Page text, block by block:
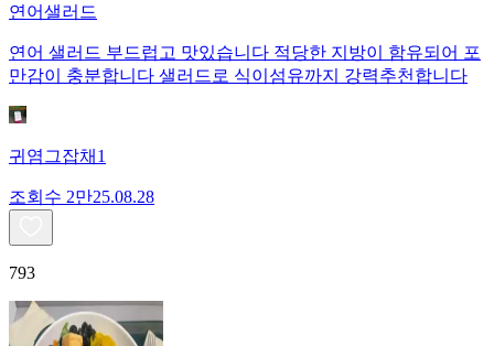
연어샐러드
연어 샐러드 부드럽고 맛있습니다 적당한 지방이 함유되어 포
만감이 충분합니다 샐러드로 식이섬유까지 강력추천합니다
귀염그잡채1
조회수 2만25.08.28
793